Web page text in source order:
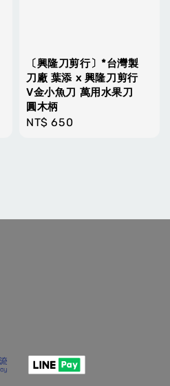
〔興隆刀剪行〕*台灣製
刀廠 葉添 x 興隆刀剪行
V金小魚刀 萬用水果刀
圓木柄
Regular
NT$ 650